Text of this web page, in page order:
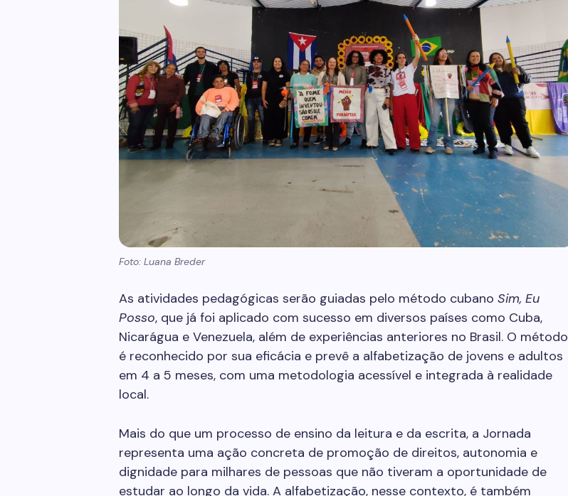
Foto: Luana Breder
As atividades pedagógicas serão guiadas pelo método cubano Sim, Eu
Posso, que já foi aplicado com sucesso em diversos países como Cuba,
Nicarágua e Venezuela, além de experiências anteriores no Brasil. O método
é reconhecido por sua eficácia e prevê a alfabetização de jovens e adultos
em 4 a 5 meses, com uma metodologia acessível e integrada à realidade
local.
Mais do que um processo de ensino da leitura e da escrita, a Jornada
representa uma ação concreta de promoção de direitos, autonomia e
dignidade para milhares de pessoas que não tiveram a oportunidade de
estudar ao longo da vida. A alfabetização, nesse contexto, é também